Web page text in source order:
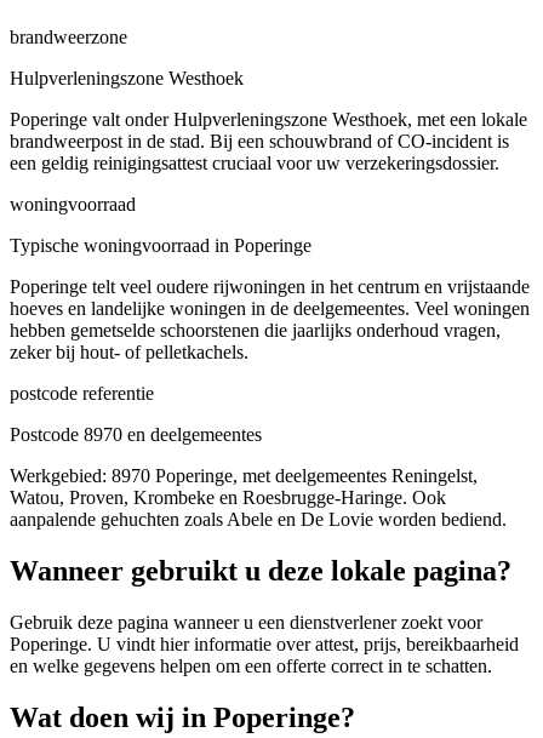
brandweerzone
Hulpverleningszone Westhoek
Poperinge valt onder Hulpverleningszone Westhoek, met een lokale
brandweerpost in de stad. Bij een schouwbrand of CO-incident is
een geldig reinigingsattest cruciaal voor uw verzekeringsdossier.
woningvoorraad
Typische woningvoorraad in Poperinge
Poperinge telt veel oudere rijwoningen in het centrum en vrijstaande
hoeves en landelijke woningen in de deelgemeentes. Veel woningen
hebben gemetselde schoorstenen die jaarlijks onderhoud vragen,
zeker bij hout- of pelletkachels.
postcode referentie
Postcode 8970 en deelgemeentes
Werkgebied: 8970 Poperinge, met deelgemeentes Reningelst,
Watou, Proven, Krombeke en Roesbrugge-Haringe. Ook
aanpalende gehuchten zoals Abele en De Lovie worden bediend.
Wanneer gebruikt u deze lokale pagina?
Gebruik deze pagina wanneer u een dienstverlener zoekt voor
Poperinge. U vindt hier informatie over attest, prijs, bereikbaarheid
en welke gegevens helpen om een offerte correct in te schatten.
Wat doen wij in Poperinge?